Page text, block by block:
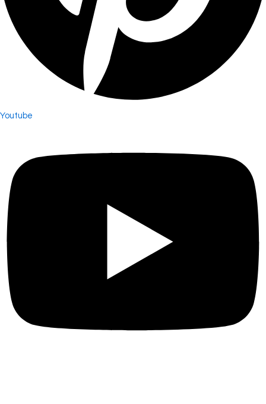
Youtube